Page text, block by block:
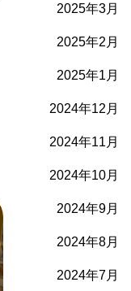
2025年3月
2025年2月
2025年1月
2024年12月
2024年11月
2024年10月
2024年9月
2024年8月
2024年7月